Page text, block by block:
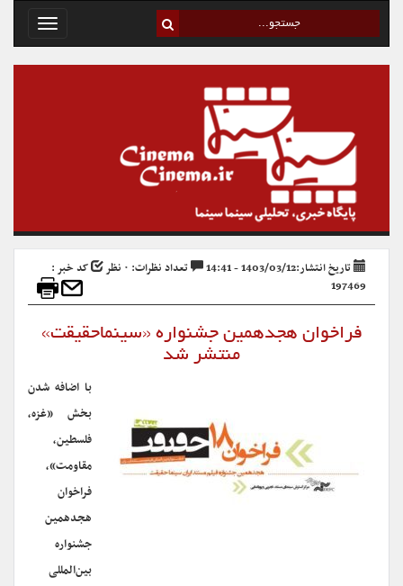
Toggle
تاریخ انتشار:1403/03/12 - 14:41 تعداد نظرات: ۰ نظر
کد خبر :
197469
فراخوان هجدهمین جشنواره «سینماحقیقت»
منتشر شد
با اضافه شدن
بخش «غزه،
فلسطین،
مقاومت»،
فراخوان
هجدهمین
جشنواره
بین‌المللی